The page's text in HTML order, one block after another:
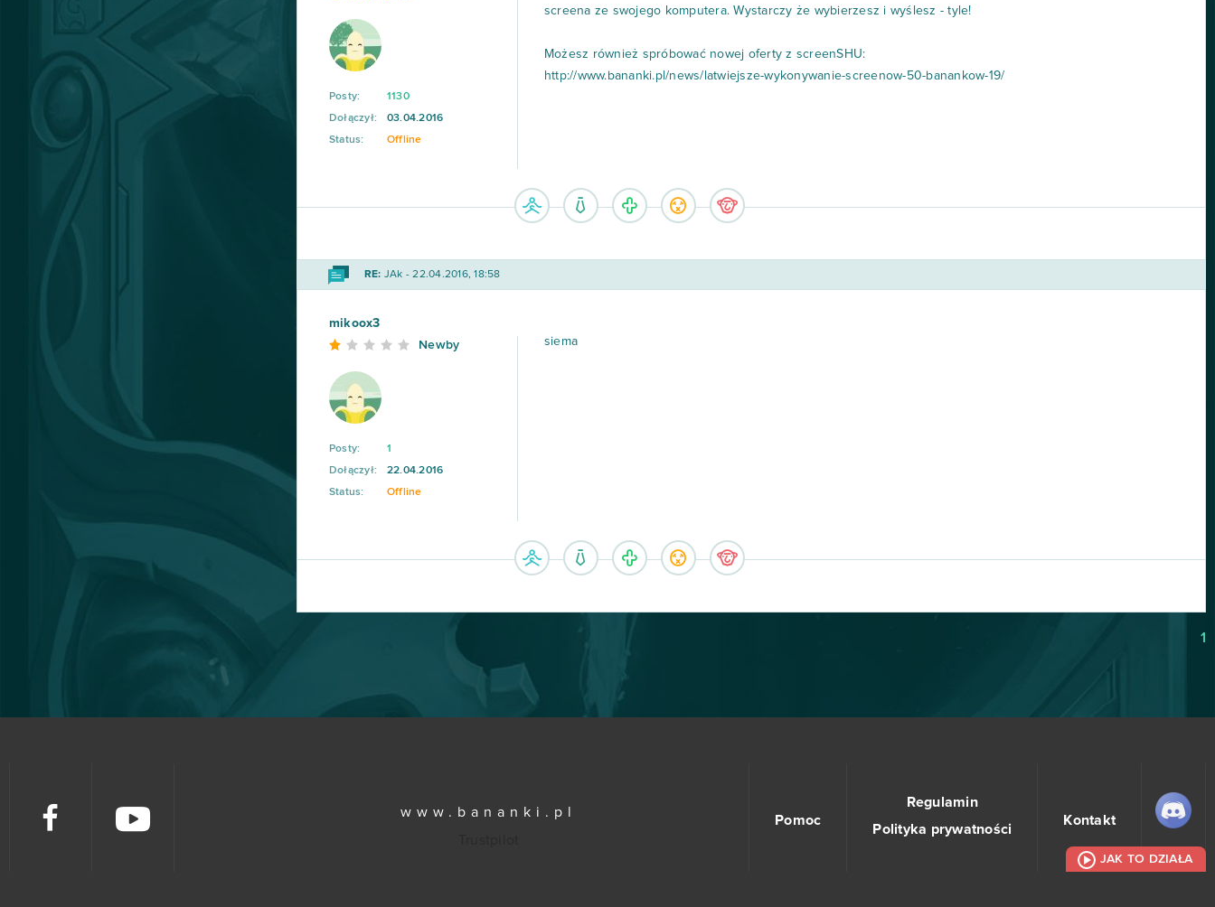
JAK TO DZIAŁA
Posty:
1130
Dołączył:
03.04.2016
Status:
Offline
screena ze swojego komputera. Wystarczy że wybierzesz i wyślesz - tyle!
Możesz również spróbować nowej oferty z screenSHU:
http://www.bananki.pl/news/latwiejsze-wykonywanie-screenow-50-banankow-19/
RE: JAk - 22.04.2016, 18:58
mikoox3
Newby
Posty:
1
Dołączył:
22.04.2016
Status:
Offline
siema
1
Goodgame Empire
68
Football Team 47
SAO's Legend
Pomoc
Regulamin
Polityka prywatności
Kontakt
www.bananki.pl